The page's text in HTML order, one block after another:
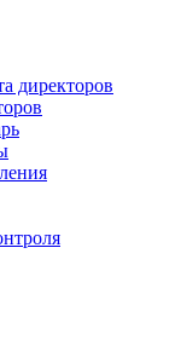
директоров